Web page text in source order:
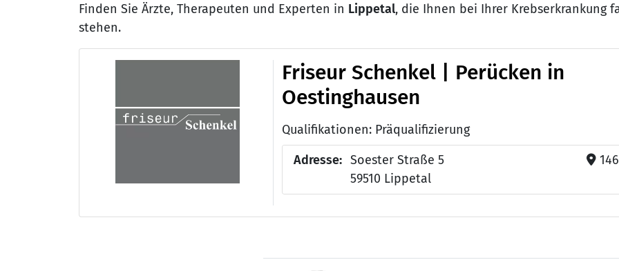
Finden Sie Ärzte, Therapeuten und Experten in Lippetal, die Ihnen bei Ihrer Krebserkrankung
stehen.
Friseur Schenkel | Perücken in
Oestinghausen
Qualifikationen: Präqualifizierung
Adresse: Soester Straße 5
59510 Lippetal